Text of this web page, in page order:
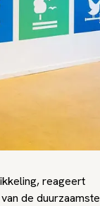
reageert
de duurzaamste